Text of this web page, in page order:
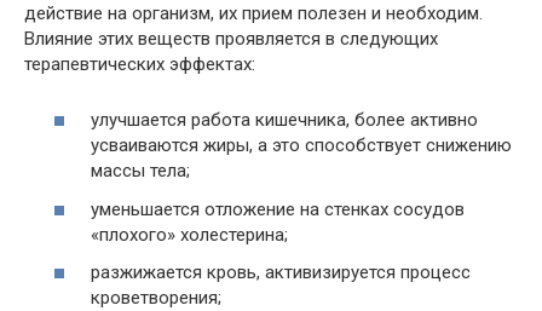
действие на организм, их прием полезен и необходим.
Влияние этих веществ проявляется в следующих
терапевтических эффектах:
улучшается работа кишечника, более активно
усваиваются жиры, а это способствует снижению
массы тела;
уменьшается отложение на стенках сосудов
«плохого» холестерина;
разжижается кровь, активизируется процесс
кроветворения;